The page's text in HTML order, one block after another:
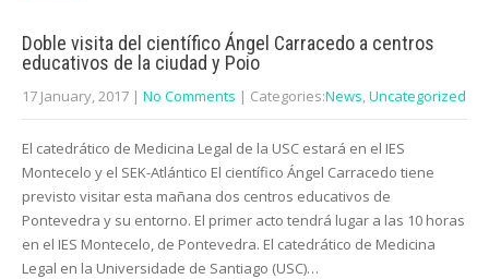
Doble visita del científico Ángel Carracedo a centros
educativos de la ciudad y Poio
17 January, 2017 | No Comments | Categories:News,Uncategorized
El catedrático de Medicina Legal de la USC estará en el IES
Montecelo y el SEK-Atlántico El científico Ángel Carracedo tiene
previsto visitar esta mañana dos centros educativos de
Pontevedra y su entorno. El primer acto tendrá lugar a las 10 horas
en el IES Montecelo, de Pontevedra. El catedrático de Medicina
Legal en la Universidade de Santiago (USC)…